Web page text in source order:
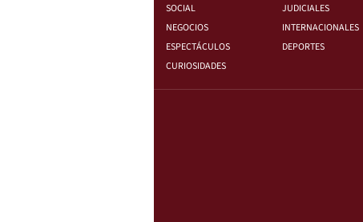
SOCIAL
JUDICIALES
NEGOCIOS
INTERNACIONALES
ESPECTÁCULOS
DEPORTES
CURIOSIDADES